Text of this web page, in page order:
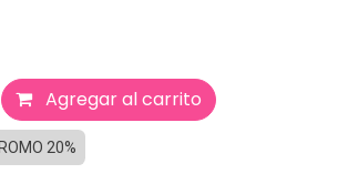
Agregar al carrito
20%